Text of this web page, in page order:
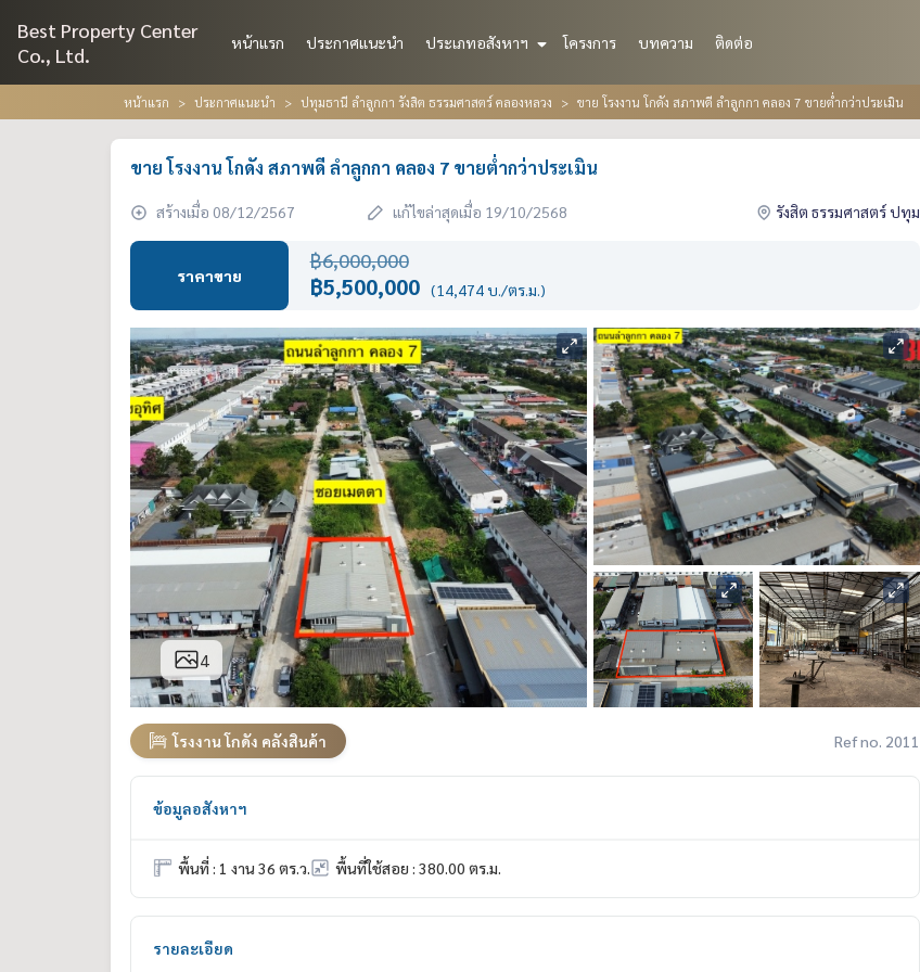
Best Property Center
Co., Ltd.
หน้าแรก ประกาศแนะนำ ประเภทอสังหาฯ โครงการ บทความ ติดต่อ
หน้าแรก ประกาศแนะนำ ปทุมธานี ลำลูกกา รังสิต ธรรมศาสตร์ คลองหลวง ขาย โรงงาน โกดัง สภาพดี ลำลูกกา คลอง 7 ขายต่ำกว่าประเมิน
ขาย โรงงาน โกดัง สภาพดี ลำลูกกา คลอง 7 ขายต่ำกว่าประเมิน
สร้างเมื่อ 08/12/2567 แก้ไขล่าสุดเมื่อ 19/10/2568 รังสิต ธรรมศาสตร์ ปทุม
ราคาขาย
฿6,000,000
฿5,500,000 (14,474 บ./ตร.ม.)
4
โรงงาน โกดัง คลังสินค้า Ref no. 2011
ข้อมูลอสังหาฯ
พื้นที่ : 1 งาน 36 ตร.ว. พื้นที่ใช้สอย : 380.00 ตร.ม.
รายละเอียด